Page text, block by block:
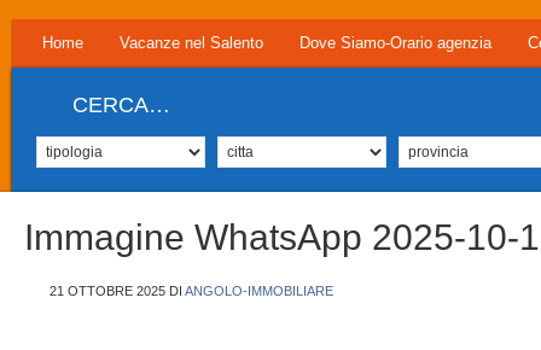
Home Vacanze nel Salento Dove Siamo-Orario agenzia
CERCA…
Immagine WhatsApp 2025-10-
21 OTTOBRE 2025 DI ANGOLO-IMMOBILIARE